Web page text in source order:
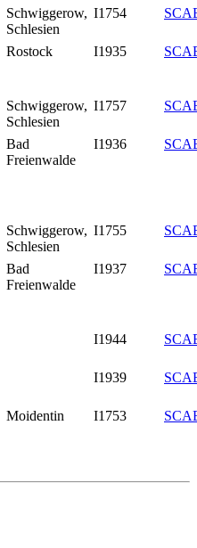
Schwiggerow,
Schlesien
I1754
Rostock I1935
Schwiggerow,
Schlesien
I1757
Bad
Freienwalde
I1936
Schwiggerow,
Schlesien
I1755
Bad
Freienwalde
I1937
I1944
I1939
Moidentin I1753